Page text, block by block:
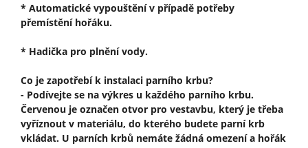
* Automatické vypouštění v případě potřeby
přemístění hořáku.
* Hadička pro plnění vody.
Co je zapotřebí k instalaci parního krbu?
- Podívejte se na výkres u každého parního krbu.
Červenou je označen otvor pro vestavbu, který je třeba
vyříznout v materiálu, do kterého budete parní krb
vkládat. U parních krbů nemáte žádná omezení a hořák